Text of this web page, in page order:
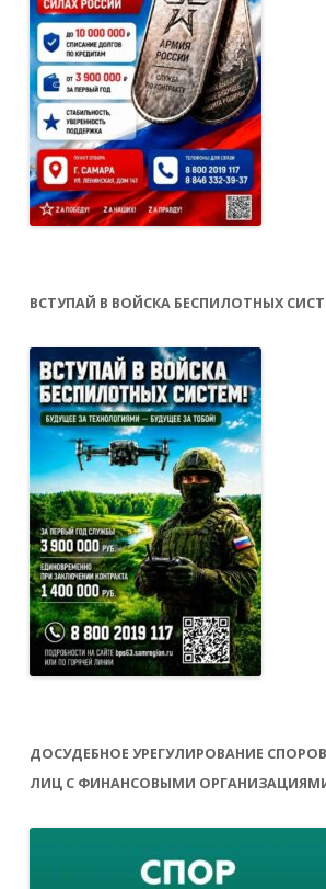
ВСТУПАЙ В ВОЙСКА БЕСПИЛОТНЫХ
ДОСУДЕБНОЕ УРЕГУЛИРОВАНИЕ
ЛИЦ С ФИНАНСОВЫМИ